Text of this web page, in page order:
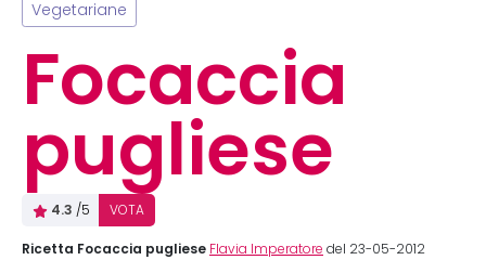
Vegetariane
Focaccia
pugliese
4.3 /5 VOTA
Ricetta Focaccia pugliese Flavia Imperatore del 23-05-2012